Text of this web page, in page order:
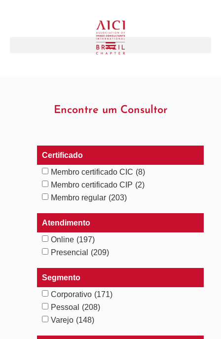
Encontre um Consultor
Certificado
Membro certificado CIC (8)
Membro certificado CIP (2)
Membro regular (203)
Atendimento
Online (197)
Presencial
(209)
Segmento
Corporativo (171)
Pessoal
(208)
Varejo (148)